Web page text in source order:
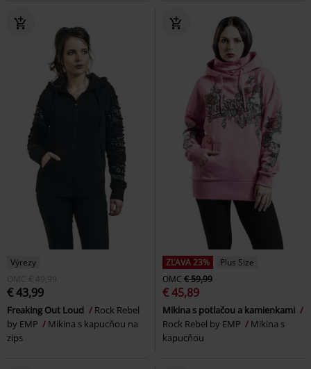
Výrezy
OMC € 49,99
€ 43,99
Freaking Out Loud
Rock Rebel
by EMP
Mikina s kapucňou na
zips
ZĽAVA 23%
Plus Size
OMC € 59,99
€ 45,89
Mikina s potlačou a kamienkami
Rock Rebel by EMP
Mikina s
kapucňou